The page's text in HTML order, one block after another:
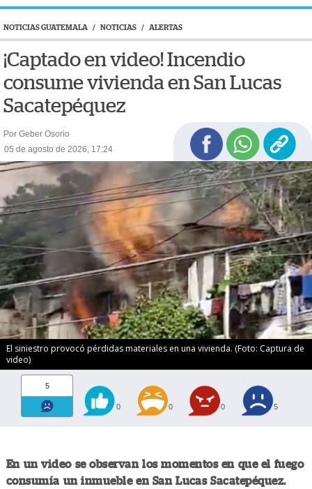
NOTICIAS GUATEMALA / NOTICIAS / ALERTAS
¡Captado en video! Incendio
consume vivienda en San Lucas
Sacatepéquez
Por Geber Osorio
05 de agosto de 2026, 17:24
El siniestro provocó pérdidas materiales en una vivienda. (Foto: Captura de
video)
5
0 0 0 5
En un video se observan los momentos en que el fuego
consumía un inmueble en San Lucas Sacatepéquez.